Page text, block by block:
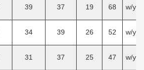
39 37 19 68 w/y
34 39 26 52 w/y
31 37 25 47 w/y